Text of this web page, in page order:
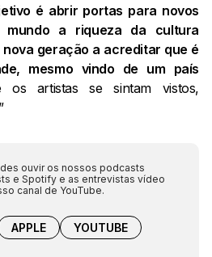
é abrir portas para novos
mundo a riqueza da cultura
geração a acreditar que é
mesmo vindo de um país
os artistas se sintam vistos,
ouvir os nossos podcasts
e Spotify e as entrevistas vídeo
canal de YouTube.
APPLE YOUTUBE